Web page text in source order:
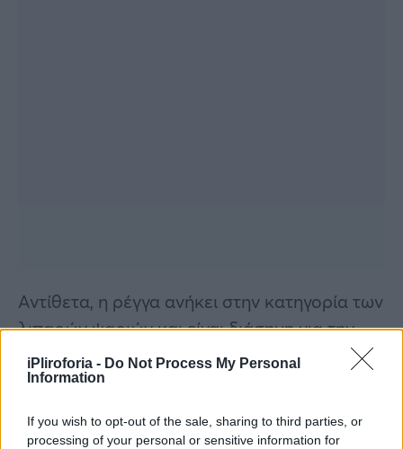
iPliroforia - Do Not Process My Personal
Information
If you wish to opt-out of the sale, sharing to third parties, or
processing of your personal or sensitive information for
Αντίθετα, η ρέγγα ανήκει στην κατηγορία των
λιπαρών ψαριών και είναι διάσημη για την
υψηλή περιεκτικότητά της σε ωμέγα-3
λιπαρά οξέα. Αυτά τα καλά λιπαρά βοηθούν
τριγλυκεριδίων, αυξάνουν τη «καλή»